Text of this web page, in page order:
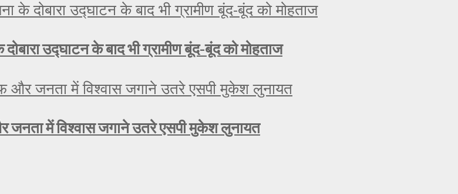
दोबारा उद्घाटन के बाद भी ग्रामीण बूंद-बूंद को मोहताज
जनता में विश्वास जगाने उतरे एसपी मुकेश लुनायत